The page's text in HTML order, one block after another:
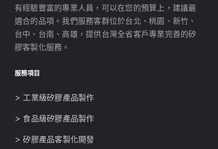
有經驗豐富的專業人員，可以在您的預算上，建議最
適合的品項。我們服務客群位於台北、桃園、新竹、
台中、台南、高雄，提供台灣全省客戶專業完善的矽
膠客製化服務。
服務項目
> 工業級矽膠產品製作
> 食品級矽膠產品製作
> 矽膠產品客製化開發